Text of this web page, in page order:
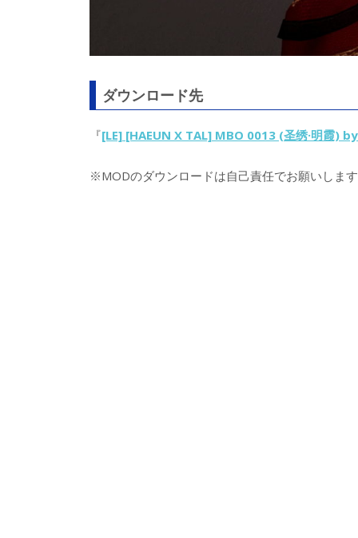
ダウンロード先
『[LE] [HAEUN X TAL] MBO 0013 (圣绣·明霞)
※MODのダウンロードは自己責任でお願いします